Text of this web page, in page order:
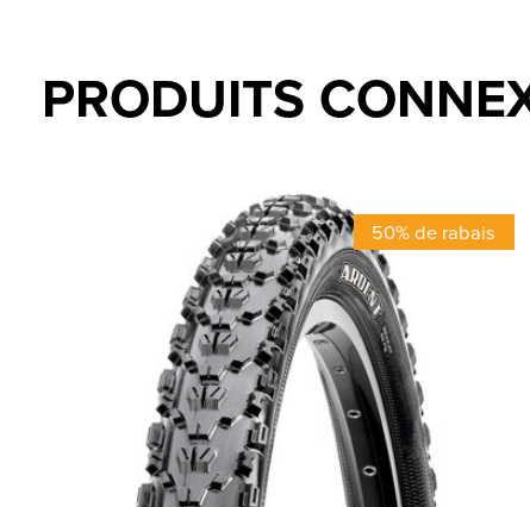
PRODUITS
50% de rabais